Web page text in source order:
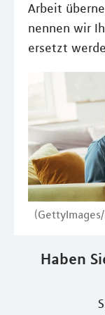
Arbeit
nennen wir
ersetzt
Haben